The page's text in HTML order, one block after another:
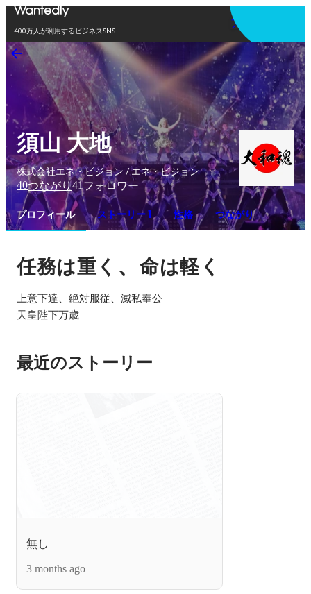
400万人が利用するビジネスSNS
アプリを使う
須山 大地
株式会社エネ・ビジョン / エネ・ビジョン
40つながり41フォロワー
プロフィール ストーリー 1 性格 つながり
任務は重く 、命は軽く
上意下達、絶対服従、滅私奉公
天皇陛下万歳
最近のストーリー
無し
3 months ago